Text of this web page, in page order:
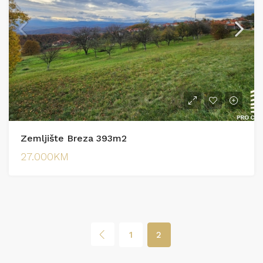
Zemljište Breza 393m2
27.000KM
1 2